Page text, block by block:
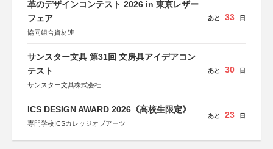
革のデザインコンテスト 2026 in 東京レザー
フェア
協同組合資材連
あと 33 日
サンスター文具 第31回 文房具アイデアコン
テスト
サンスター文具株式会社
あと 30 日
ICS DESIGN AWARD 2026《高校生限定》
専門学校ICSカレッジオブアーツ
あと 23 日